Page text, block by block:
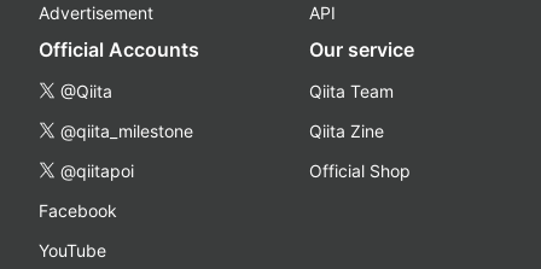
Advertisement
API
Official Accounts
@Qiita
@qiita_milestone
@qiitapoi
Facebook
YouTube
Our service
Qiita Team
Qiita Zine
Official Shop